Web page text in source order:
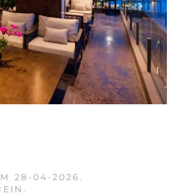
28-04-2026.